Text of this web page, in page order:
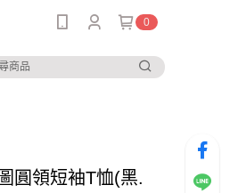
0
圓領短袖T恤(黑.